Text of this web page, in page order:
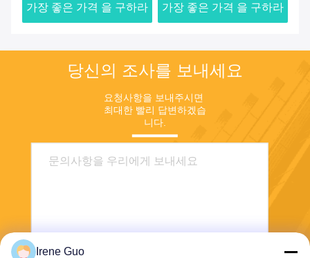
가장 좋은 가격 을 구하라 가장 좋은 가격 을 구하라
당신의 조사를 보내세요
요청사항을 보내주시면
최대한 빨리 답변하겠습
니다.
Irene Guo